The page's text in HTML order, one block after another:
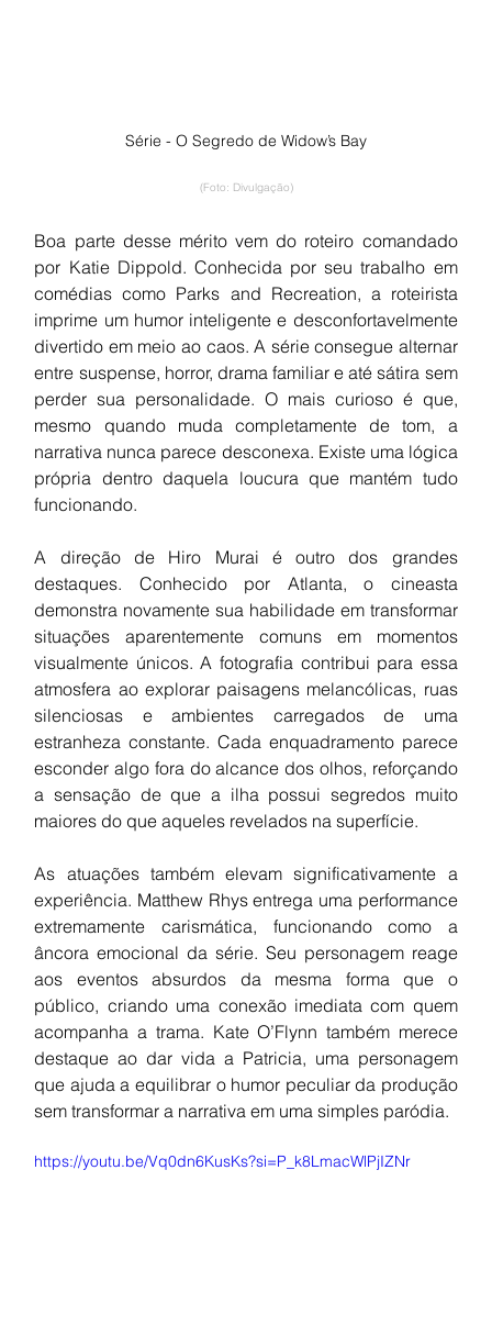
Série - O Segredo de Widow’s Bay
(Foto: Divulgação)
Boa parte desse mérito vem do roteiro comandado
por Katie Dippold. Conhecida por seu trabalho em
comédias como Parks and Recreation, a roteirista
imprime um humor inteligente e desconfortavelmente
divertido em meio ao caos. A série consegue alternar
entre suspense, horror, drama familiar e até sátira sem
perder sua personalidade. O mais curioso é que,
mesmo quando muda completamente de tom, a
narrativa nunca parece desconexa. Existe uma lógica
própria dentro daquela loucura que mantém tudo
funcionando.
A direção de Hiro Murai é outro dos grandes
destaques. Conhecido por Atlanta, o cineasta
demonstra novamente sua habilidade em transformar
situações aparentemente comuns em momentos
visualmente únicos. A fotografia contribui para essa
atmosfera ao explorar paisagens melancólicas, ruas
silenciosas e ambientes carregados de uma
estranheza constante. Cada enquadramento parece
esconder algo fora do alcance dos olhos, reforçando
a sensação de que a ilha possui segredos muito
maiores do que aqueles revelados na superfície.
As atuações também elevam significativamente a
experiência. Matthew Rhys entrega uma performance
extremamente carismática, funcionando como a
âncora emocional da série. Seu personagem reage
aos eventos absurdos da mesma forma que o
público, criando uma conexão imediata com quem
acompanha a trama. Kate O’Flynn também merece
destaque ao dar vida a Patricia, uma personagem
que ajuda a equilibrar o humor peculiar da produção
sem transformar a narrativa em uma simples paródia.
https://youtu.be/Vq0dn6KusKs?si=P_k8LmacWlPjIZNr